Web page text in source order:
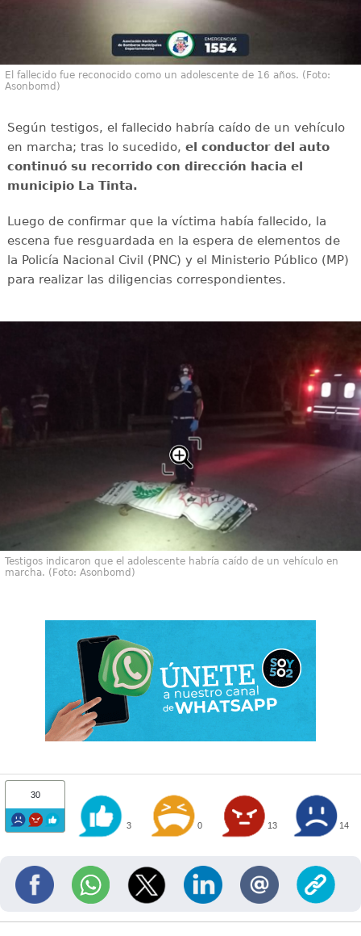
El fallecido fue reconocido como un adolescente de 16 años. (Foto:
Asonbomd)
Según testigos, el fallecido habría caído de un vehículo
en marcha; tras lo sucedido, el conductor del auto
continuó su recorrido con dirección hacia el
municipio La Tinta.
Luego de confirmar que la víctima había fallecido, la
escena fue resguardada en la espera de elementos de
la Policía Nacional Civil (PNC) y el Ministerio Público (MP)
para realizar las diligencias correspondientes.
Testigos indicaron que el adolescente habría caído de un vehículo en
marcha. (Foto: Asonbomd)
30
3 0 13 14